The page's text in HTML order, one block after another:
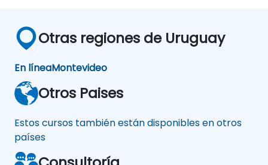
Otras regiones de Uruguay
En líneaMontevideo
Otros Paises
Estos cursos también están disponibles en otros
países